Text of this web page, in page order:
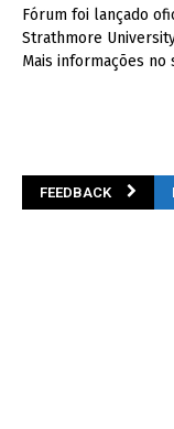
Fórum foi lançado
Strathmore
Mais informações no
FEEDBACK